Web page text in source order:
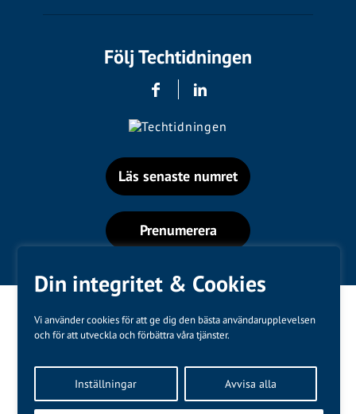
Din integritet & Cookies
Vi använder cookies för att ge dig den bästa användarupplevelsen
och för att utveckla och förbättra våra tjänster.
Inställningar Avvisa alla
Följ Techtidningen
Läs senaste numret
Prenumerera
Kundtjänst